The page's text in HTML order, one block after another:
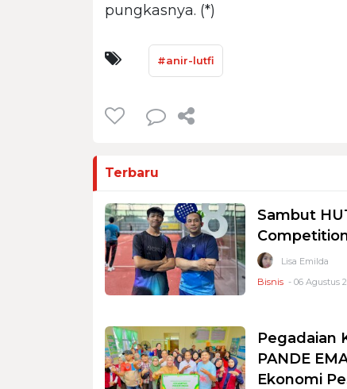
pungkasnya. (*)
#anir-lutfi
Terbaru
Sambut
Lisa Emilda
Bisnis - 06 Agustus
Pegadaian
PANDE
Ekonomi